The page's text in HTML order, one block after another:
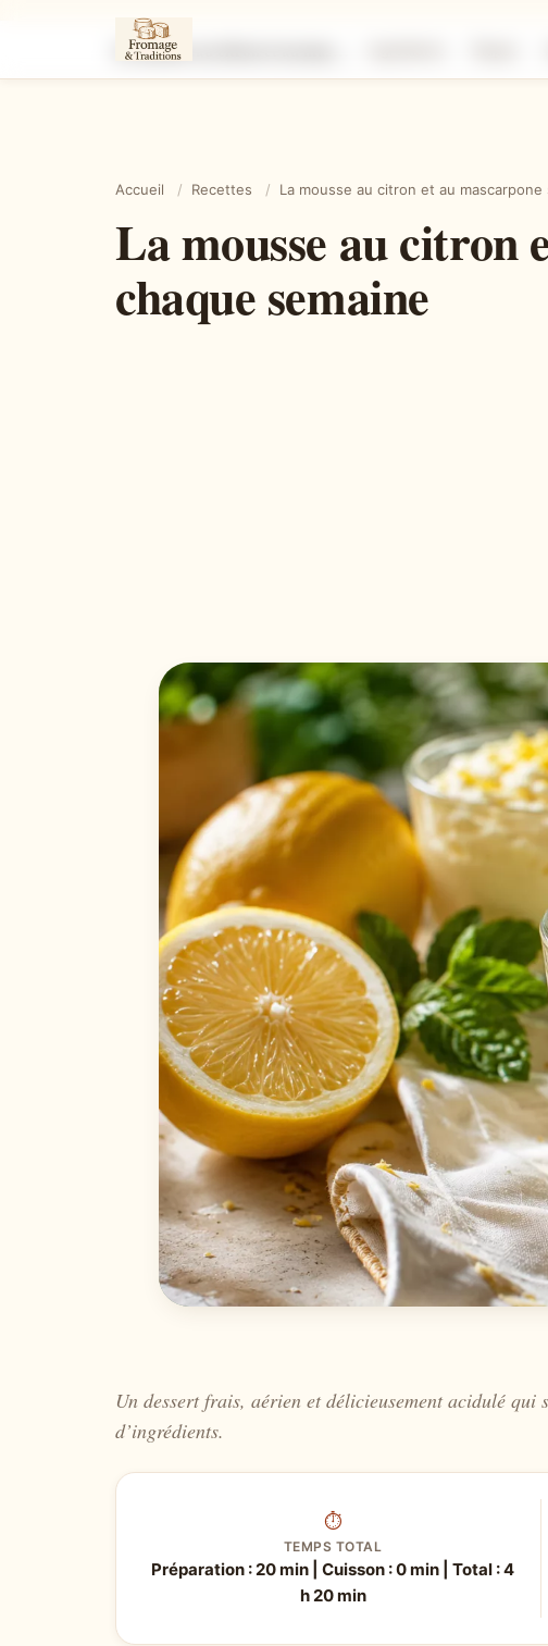
Accueil / Recettes / La mousse au citron et au
La mousse au citron
chaque semaine
Un dessert frais, aérien et délicieusement acidulé qui
d’ingrédients.
⏱
TEMPS TOTAL
Préparation : 20 min | Cuisson : 0 min | Total : 4
h 20 min